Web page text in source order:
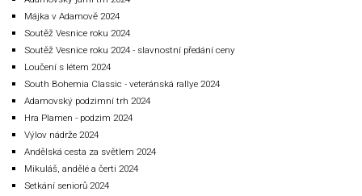
Májka v Adamově 2024
Soutěž Vesnice roku 2024
Soutěž Vesnice roku 2024 - slavnostní předání ceny
Loučení s létem 2024
South Bohemia Classic - veteránská rallye 2024
Adamovský podzimní trh 2024
Hra Plamen - podzim 2024
Výlov nádrže 2024
Andělská cesta za světlem 2024
Mikuláš, andělé a čerti 2024
Setkání seniorů 2024